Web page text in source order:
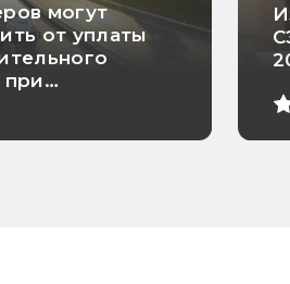
могут
от уплаты
при